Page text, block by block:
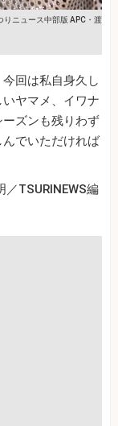
りニュース中部版 APC・渡
回は私自身久し
ヤマメ、イワナ
ズンも残りわず
でいただければ
／TSURINEWS編